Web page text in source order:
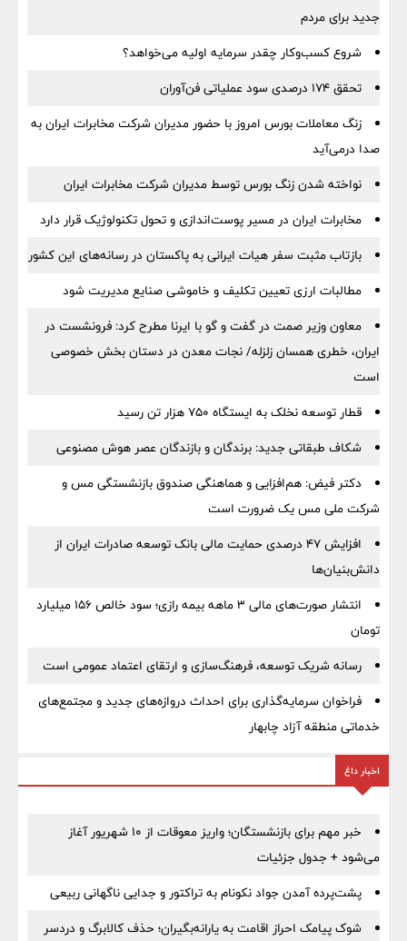
جدید برای مردم
شروع کسب‌وکار چقدر سرمایه اولیه می‌خواهد؟
تحقق ۱۷۴ درصدی سود عملیاتی فن‌آوران
زنگ معاملات بورس امروز با حضور مدیران شرکت مخابرات ایران به
صدا درمی‌آید
نواخته شدن زنگ بورس توسط مدیران شرکت مخابرات ایران
مخابرات ایران در مسیر پوست‌اندازی و تحول تکنولوژیک قرار دارد
بازتاب مثبت سفر هیات ایرانی به پاکستان در رسانه‌های این کشور
مطالبات ارزی تعیین تکلیف و خاموشی صنایع مدیریت شود
معاون وزیر صمت در گفت و گو با ایرنا مطرح کرد: فرونشست در
ایران، خطری همسان زلزله/ نجات معدن در دستان بخش خصوصی
است
قطار توسعه نخلک به ایستگاه ۷۵۰ هزار تن رسید
شکاف طبقاتی جدید: برندگان و بازندگان عصر هوش مصنوعی
دکتر فیض: هم‌افزایی و هماهنگی صندوق بازنشستگی مس و
شرکت ملی مس یک ضرورت است
افزایش ۴۷ درصدی حمایت مالی بانک توسعه صادرات ایران از
دانش‌بنیان‌ها
انتشار صورت‌های مالی ۳ ماهه بیمه رازی؛ سود خالص ۱۵۶ میلیارد
تومان
رسانه شریک توسعه، فرهنگ‌سازی و ارتقای اعتماد عمومی است
فراخوان سرمایه‌گذاری برای احداث دروازه‌های جدید و مجتمع‌های
خدماتی منطقه آزاد چابهار
اخبار داغ
خبر مهم برای بازنشستگان؛ واریز معوقات از ۱۰ شهریور آغاز
می‌شود + جدول جزئیات
پشت‌پرده آمدن جواد نکونام به تراکتور و جدایی ناگهانی ربیعی
شوک پیامک احراز اقامت به یارانه‌بگیران؛ حذف کالابرگ و دردسر